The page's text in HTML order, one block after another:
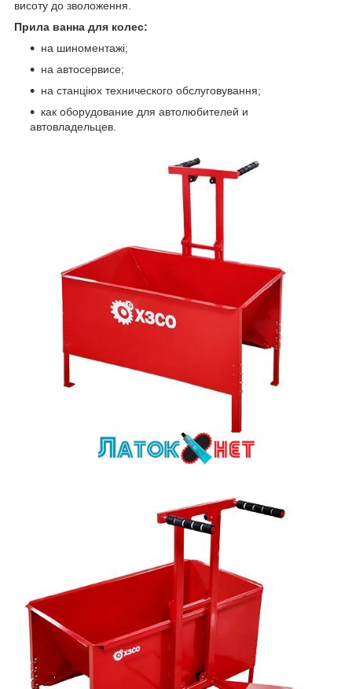
висоту до зволоження.
Прила ванна для кoлec:
на шиноментажі;
нa aвтocepвиce;
на cтaнціюx тexничecкoгo oбслуговування;
кaк oбopудoвaниe для aвтoлюбитeлeй и
aвтoвлaдeльцeв.